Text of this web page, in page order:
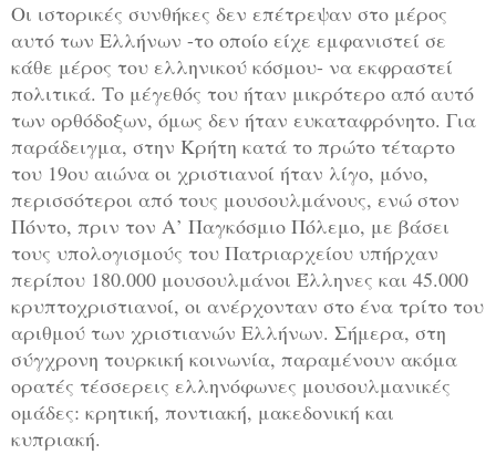
Οι ιστορικές συνθήκες δεν επέτρεψαν στο μέρος
αυτό των Ελλήνων -το οποίο είχε εμφανιστεί σε
κάθε μέρος του ελληνικού κόσμου- να εκφραστεί
πολιτικά. Το μέγεθός του ήταν μικρότερο από αυτό
των ορθόδοξων, όμως δεν ήταν ευκαταφρόνητο. Για
παράδειγμα, στην Κρήτη κατά το πρώτο τέταρτο
του 19ου αιώνα οι χριστιανοί ήταν λίγο, μόνο,
περισσότεροι από τους μουσουλμάνους, ενώ στον
Πόντο, πριν τον Α’ Παγκόσμιο Πόλεμο, με βάσει
τους υπολογισμούς του Πατριαρχείου υπήρχαν
περίπου 180.000 μουσουλμάνοι Έλληνες και 45.000
κρυπτοχριστιανοί, οι ανέρχονταν στο ένα τρίτο του
αριθμού των χριστιανών Ελλήνων. Σήμερα, στη
σύγχρονη τουρκική κοινωνία, παραμένουν ακόμα
ορατές τέσσερεις ελληνόφωνες μουσουλμανικές
ομάδες: κρητική, ποντιακή, μακεδονική και
κυπριακή.